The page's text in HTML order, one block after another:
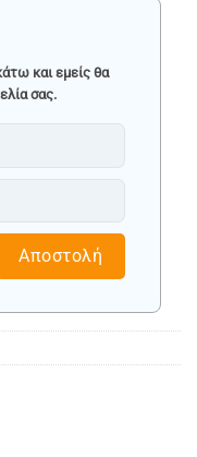
και εμείς θα
σας.
Αποστολή